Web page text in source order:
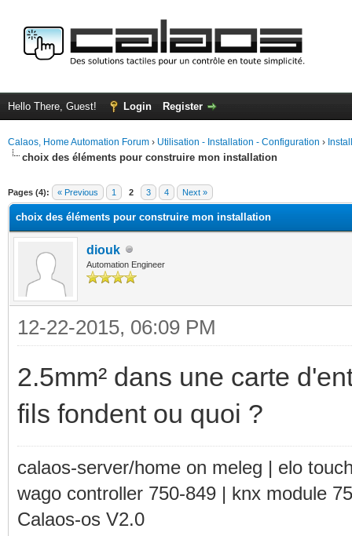
Hello There, Guest! Login Register
Calaos, Home Automation Forum › Utilisation - Installation - Configuration ›
choix des éléments pour construire mon installation
Pages (4): « Previous 1 2 3 4 Next »
choix des éléments pour construire mon installation
diouk
Automation Engineer
12-22-2015, 06:09 PM
2.5mm² dans une carte
fils fondent ou quoi ?
calaos-server/home on meleg | elo
wago controller 750-849 | knx module
Calaos-os V2.0